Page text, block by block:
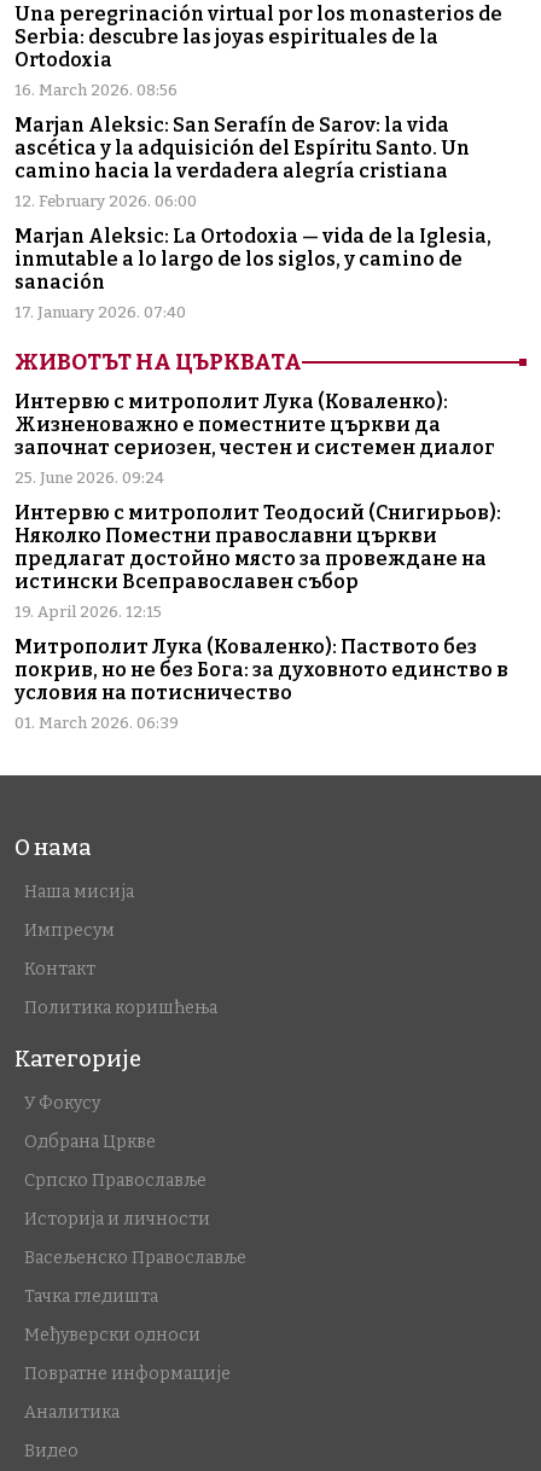
Una peregrinación virtual por los monasterios de
Serbia: descubre las joyas espirituales de la
Ortodoxia
16. March 2026. 08:56
Marjan Aleksic: San Serafín de Sarov: la vida
ascética y la adquisición del Espíritu Santo. Un
camino hacia la verdadera alegría cristiana
12. February 2026. 06:00
Marjan Aleksic: La Ortodoxia — vida de la Iglesia,
inmutable a lo largo de los siglos, y camino de
sanación
17. January 2026. 07:40
ЖИВОТЪТ НА ЦЪРКВАТА
Интервю с митрополит Лука (Коваленко):
Жизненоважно е поместните църкви да
започнат сериозен, честен и системен диалог
25. June 2026. 09:24
Интервю с митрополит Теодосий (Снигирьов):
Няколко Поместни православни църкви
предлагат достойно място за провеждане на
истински Всеправославен събор
19. April 2026. 12:15
Митрополит Лука (Коваленко): Паството без
покрив, но не без Бога: за духовното единство в
условия на потисничество
01. March 2026. 06:39
О нама
Наша мисија
Импресум
Контакт
Политика коришћења
Категорије
У Фокусу
Одбрана Цркве
Српско Православље
Историја и личности
Васељенско Православље
Тачка гледишта
Међуверски односи
Повратне информације
Аналитика
Видео